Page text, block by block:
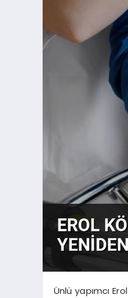
Ünlü yapımcı